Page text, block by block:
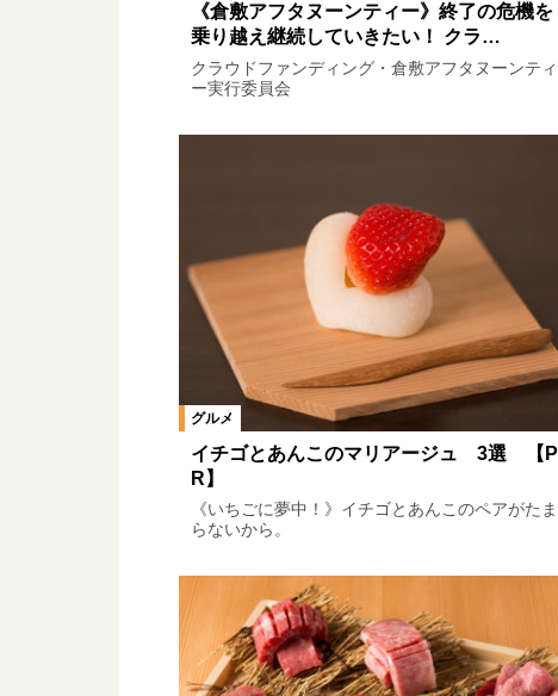
《倉敷アフタヌーンティー》終了の危機を
乗り越え継続していきたい！ クラ…
クラウドファンディング・倉敷アフタヌーンティ
ー実行委員会
グルメ
イチゴとあんこのマリアージュ 3選 【P
R】
《いちごに夢中！》イチゴとあんこのペアがたま
らないから。